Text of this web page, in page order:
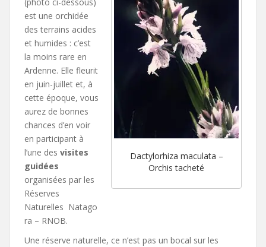
Dactylorhiza maculata –
Orchis tacheté
est une orchidée
des terrains acides
et humides : c’est
la moins rare en
Ardenne. Elle fleurit
en juin-juillet et, à
cette époque, vous
aurez de bonnes
chances d’en voir
en participant à
l’une des visites
guidées
organisées par les
Réserves
Naturelles Natago
ra – RNOB.
Une réserve naturelle, ce n’est pas un bocal sur les